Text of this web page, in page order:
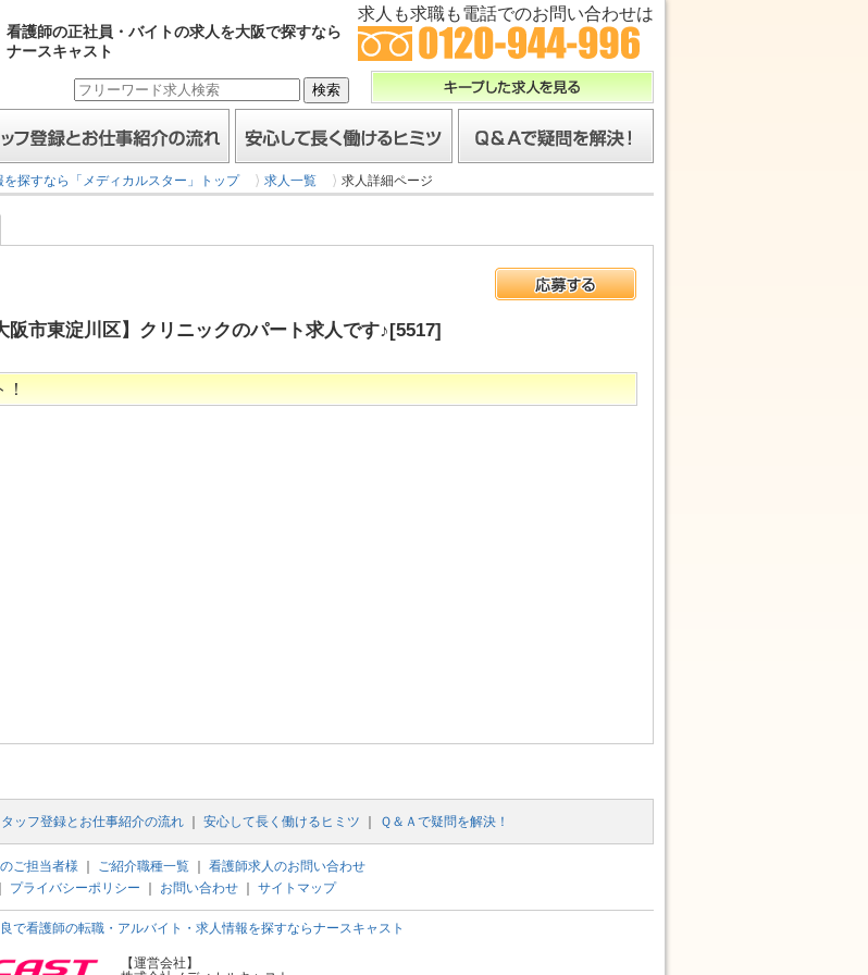
看護師の正社員・バイトの求人を大阪で探すなら
ナースキャスト
求人も求職も電話でのお問い合わせは
キープした求人を見る
登録とお仕事紹介の流れ 安心して長く働けるヒミツ
探すなら「メディカルスター」トップ 求人一覧 求人詳細ページ
市東淀川区】クリニックのパート求人です♪[5517]
タッフ登録とお仕事紹介の流れ｜ 安心して長く働けるヒミツ ｜ Ｑ＆Ａで疑問を解決！
ご担当者様 ｜ ご紹介職種一覧 ｜ 看護師求人のお問い合わせ
プライバシーポリシー ｜ お問い合わせ ｜ サイトマップ
で看護師の転職・アルバイト・求人情報を探すならナースキャスト
【運営会社】